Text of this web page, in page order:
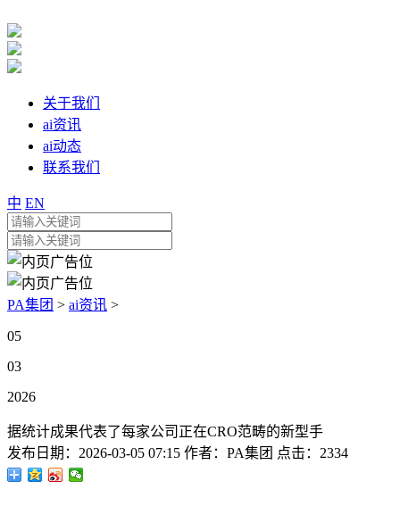
关于我们
ai资讯
ai动态
联系我们
中 EN
PA集团 > ai资讯 >
05
03
2026
据统计成果代表了每家公司正在CRO范畴的新型手
发布日期： 2026-03-05 07:15 作者： PA集团 点击： 2334